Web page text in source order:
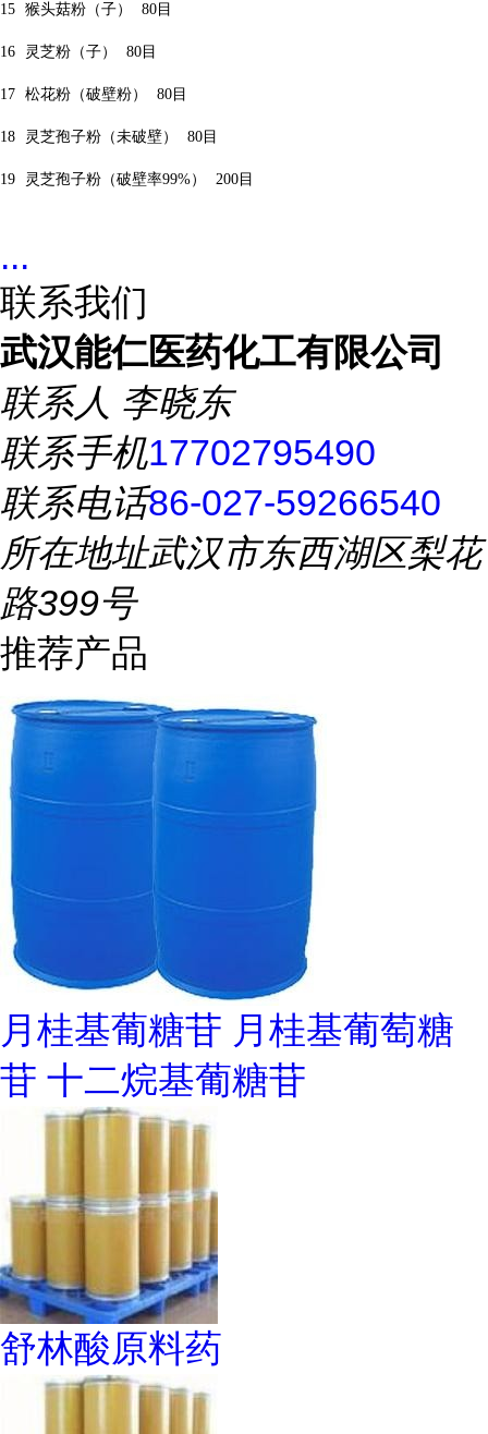
15 猴头菇粉（子） 80 目
16 灵芝粉（子） 80 目
17 松花粉（破壁粉） 80 目
18 灵芝孢子粉（未破壁） 80 目
19 灵芝孢子粉（破壁率99%） 200 目
...
联系我们
武汉能仁医药化工有限公司
联系人 李晓东
联系手机17702795490
联系电话86-027-59266540
所在地址武汉市东西湖区梨花
路399号
推荐产品
月桂基葡糖苷 月桂基葡萄糖
苷 十二烷基葡糖苷
舒林酸原料药